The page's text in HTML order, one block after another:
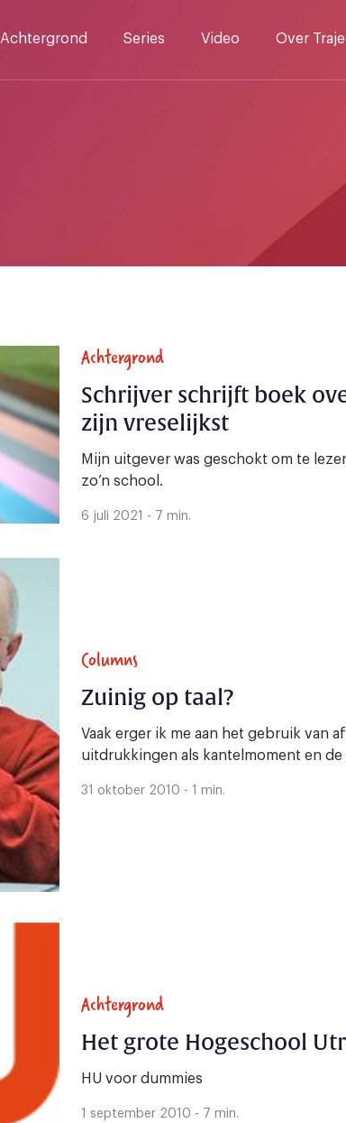
Achtergrond Series Video Over
Achtergrond
Schrijver schrijft boek
zijn vreselijkst
Mijn uitgever was geschokt om te
zo’n school.
6 juli 2021 - 7 min.
Columns
Zuinig op taal?
Vaak erger ik me aan het gebruik van
uitdrukkingen als kantelmoment en
31 oktober 2010 - 1 min.
Achtergrond
Het grote Hogeschool
HU voor dummies
1 september 2010 - 7 min.